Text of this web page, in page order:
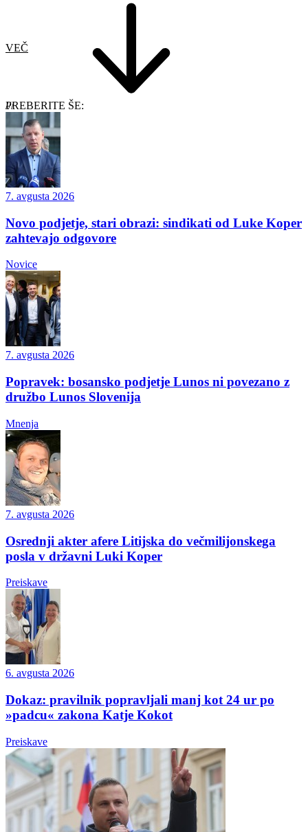
VEČ
PREBERITE ŠE:
7. avgusta 2026
Novo podjetje, stari obrazi: sindikati od Luke Koper
zahtevajo odgovore
Novice
7. avgusta 2026
Popravek: bosansko podjetje Lunos ni povezano z
družbo Lunos Slovenija
Mnenja
7. avgusta 2026
Osrednji akter afere Litijska do večmilijonskega
posla v državni Luki Koper
Preiskave
6. avgusta 2026
Dokaz: pravilnik popravljali manj kot 24 ur po
»padcu« zakona Katje Kokot
Preiskave